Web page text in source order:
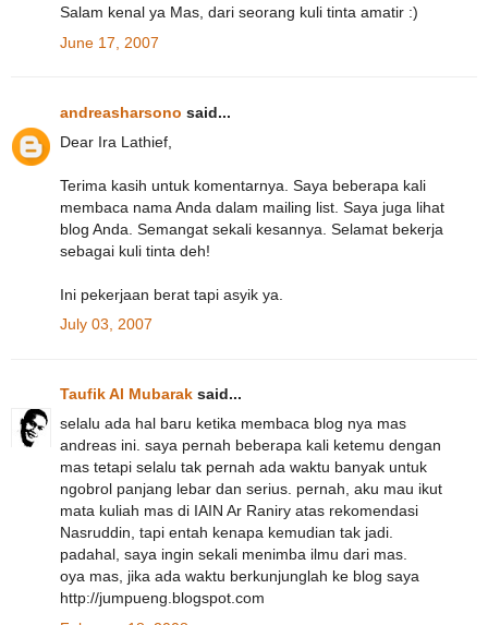
Salam kenal ya Mas, dari seorang kuli tinta amatir :)
June 17, 2007
andreasharsono said...
Dear Ira Lathief,
Terima kasih untuk komentarnya. Saya beberapa kali
membaca nama Anda dalam mailing list. Saya juga lihat
blog Anda. Semangat sekali kesannya. Selamat bekerja
sebagai kuli tinta deh!
Ini pekerjaan berat tapi asyik ya.
July 03, 2007
Taufik Al Mubarak said...
selalu ada hal baru ketika membaca blog nya mas
andreas ini. saya pernah beberapa kali ketemu dengan
mas tetapi selalu tak pernah ada waktu banyak untuk
ngobrol panjang lebar dan serius. pernah, aku mau ikut
mata kuliah mas di IAIN Ar Raniry atas rekomendasi
Nasruddin, tapi entah kenapa kemudian tak jadi.
padahal, saya ingin sekali menimba ilmu dari mas.
oya mas, jika ada waktu berkunjunglah ke blog saya
http://jumpueng.blogspot.com